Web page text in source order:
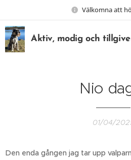
Välkomna att
Aktiv, modig och
Nio
01/04/
Den enda gången jag tar upp